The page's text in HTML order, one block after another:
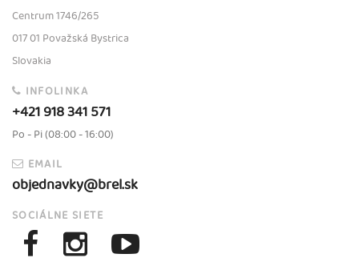
Centrum 1746/265
017 01 Považská Bystrica
Slovakia
INFOLINKA
+421 918 341 571
Po - Pi (08:00 - 16:00)
EMAIL
objednavky@brel.sk
SOCIÁLNE SIETE